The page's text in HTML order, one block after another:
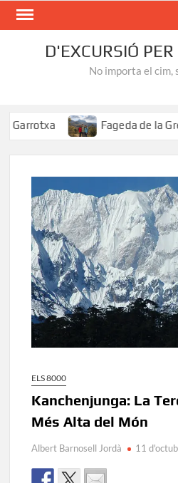
Skip
D'EXCURSIÓ
No importa el cim,
Fageda de la
ELS 8000
Kanchenjunga: La
Més Alta del Món
Albert Barnosell Jordà 11